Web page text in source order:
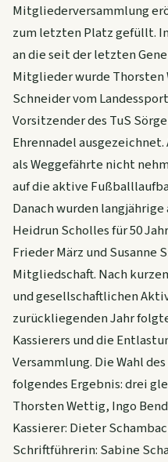
Mitgliederversammlung
zum letzten Platz gefüllt.
an die seit der letzten
Mitglieder wurde Thorsten
Schneider vom
Vorsitzender des TuS
Ehrennadel
als Weggefährte nicht
auf die aktive
Danach wurden
Heidrun Scholles für 50
Frieder März und Susanne
Mitgliedschaft. Nach
und gesellschaftlichen
zurückliegenden Jahr
Kassierers und die
Versammlung. Die Wahl
folgendes Ergebnis: drei
Thorsten Wettig, Ingo
Kassierer: Dieter
Schriftführerin: Sabine